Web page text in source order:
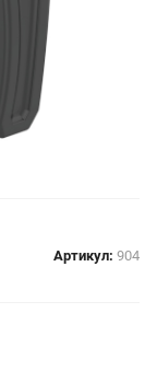
Артикул: 904